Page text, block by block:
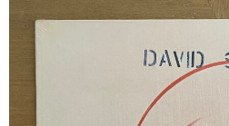
GGについて
取り置きなどについて